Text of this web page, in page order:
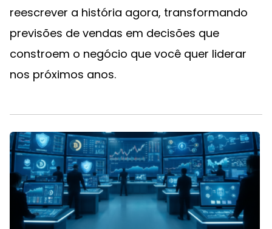
reescrever a história agora, transformando
previsões de vendas em decisões que
constroem o negócio que você quer liderar
nos próximos anos.